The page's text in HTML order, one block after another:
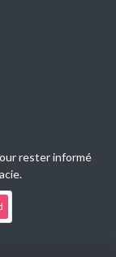
rester informé